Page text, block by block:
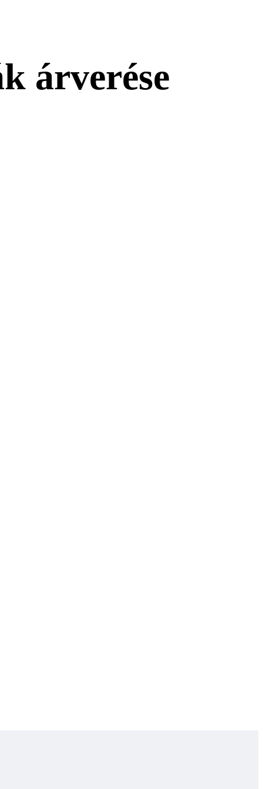
árverése